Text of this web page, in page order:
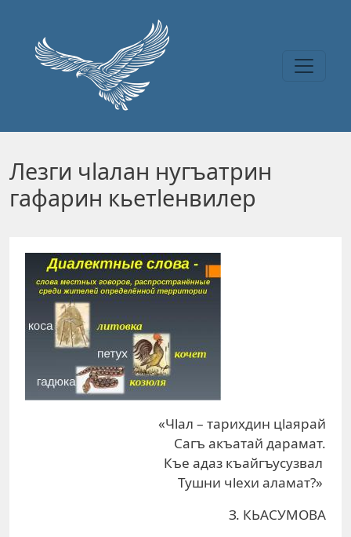
Лезги чlалан нугъатрин
гафарин кьетlенвилер
«Чlал – тарихдин цlаярай
Сагъ акъатай дарамат.
Къе адаз къайгъусузвал
Тушни чlехи аламат?»
З. КЬАСУМОВА